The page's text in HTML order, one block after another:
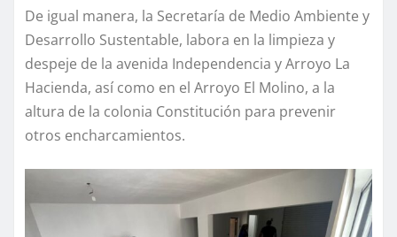
De igual manera, la Secretaría de Medio Ambiente y
Desarrollo Sustentable, labora en la limpieza y
despeje de la avenida Independencia y Arroyo La
Hacienda, así como en el Arroyo El Molino, a la
altura de la colonia Constitución para prevenir
otros encharcamientos.